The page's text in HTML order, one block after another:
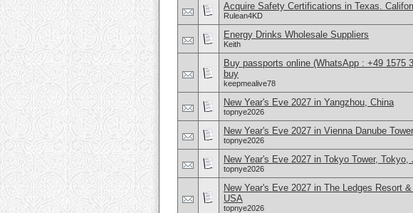
Acquire Safety Certifications in Texas.
Rulean4KD
Energy Drinks Wholesale Suppliers
Keith
Buy passports online (WhatsApp : +49 1575
buy
keepmealive78
New Year's Eve 2027 in Yangzhou, China
topnye2026
New Year's Eve 2027 in Vienna Danube
topnye2026
New Year's Eve 2027 in Tokyo Tower, Tokyo,
topnye2026
New Year's Eve 2027 in The Ledges Resort
USA
topnye2026